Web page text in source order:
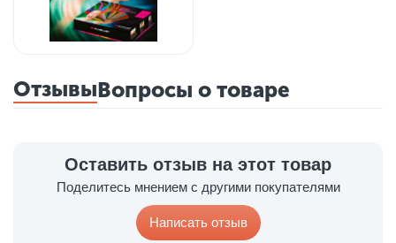
ОтзывыВопросы о товаре
Оставить отзыв на этот товар
Поделитесь мнением с другими покупателями
Написать отзыв